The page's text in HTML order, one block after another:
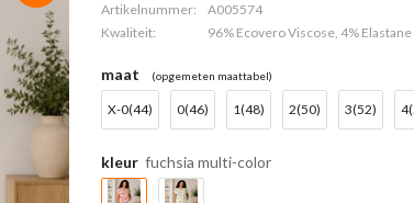
Artikelnummer:
A005574
Kwaliteit:
96% Ecovero Viscose, 4% Elastane
maat (opgemeten maattabel)
X-0(44) 0(46) 1(48) 2(50) 3(52)
kleur fuchsia multi-color